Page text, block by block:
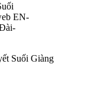
EN-
Suối Giàng